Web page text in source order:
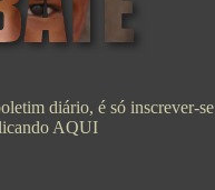
diário, é só inscrever-se
AQUI